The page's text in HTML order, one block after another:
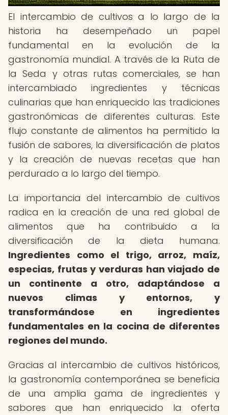
El intercambio de cultivos a lo largo de la
historia ha desempeñado un papel
fundamental en la evolución de la
gastronomía mundial. A través de la Ruta de
la Seda y otras rutas comerciales, se han
intercambiado ingredientes y técnicas
culinarias que han enriquecido las tradiciones
gastronómicas de diferentes culturas. Este
flujo constante de alimentos ha permitido la
fusión de sabores, la diversificación de platos
y la creación de nuevas recetas que han
perdurado a lo largo del tiempo.
La importancia del intercambio de cultivos
radica en la creación de una red global de
alimentos que ha contribuido a la
diversificación de la dieta humana.
Ingredientes como el trigo, arroz, maíz,
especias, frutas y verduras han viajado de
un continente a otro, adaptándose a
nuevos climas y entornos, y
transformándose en ingredientes
fundamentales en la cocina de diferentes
regiones del mundo.
Gracias al intercambio de cultivos históricos,
la gastronomía contemporánea se beneficia
de una amplia gama de ingredientes y
sabores que han enriquecido la oferta